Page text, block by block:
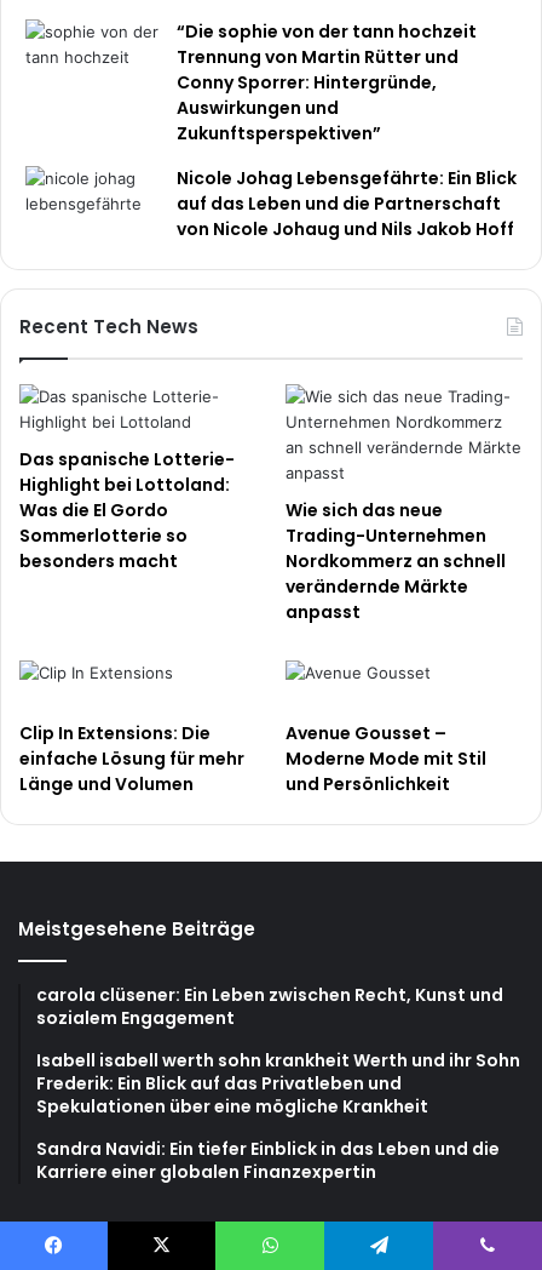
“Die sophie von der tann hochzeit
Trennung von Martin Rütter und
Conny Sporrer: Hintergründe,
Auswirkungen und
Zukunftsperspektiven”
Nicole Johag Lebensgefährte: Ein Blick
auf das Leben und die Partnerschaft
von Nicole Johaug und Nils Jakob Hoff
Recent Tech News
Das spanische Lotterie-
Highlight bei Lottoland:
Was die El Gordo
Sommerlotterie so
besonders macht
Wie sich das neue
Trading-Unternehmen
Nordkommerz an schnell
verändernde Märkte
anpasst
Clip In Extensions: Die
einfache Lösung für mehr
Länge und Volumen
Avenue Gousset –
Moderne Mode mit Stil
und Persönlichkeit
Meistgesehene Beiträge
carola clüsener: Ein Leben zwischen Recht, Kunst und
sozialem Engagement
Isabell isabell werth sohn krankheit Werth und ihr Sohn
Frederik: Ein Blick auf das Privatleben und
Spekulationen über eine mögliche Krankheit
Sandra Navidi: Ein tiefer Einblick in das Leben und die
Karriere einer globalen Finanzexpertin
Zuletzt geänderte Beiträge